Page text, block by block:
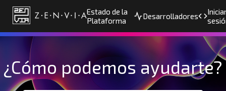
Estado de la
Plataforma
Desarrolladores
¿Cómo podemos ayudarte?